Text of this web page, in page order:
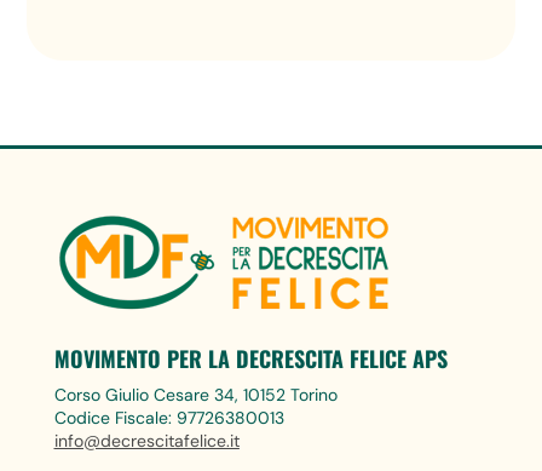
MOVIMENTO PER LA DECRESCITA FELICE APS
Corso Giulio Cesare 34, 10152 Torino
Codice Fiscale: 97726380013
info@decrescitafelice.it